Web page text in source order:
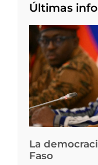
Últimas
La
Faso